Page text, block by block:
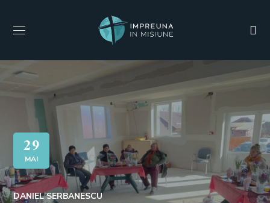
29
MAI
DANIEL SERBANESCU